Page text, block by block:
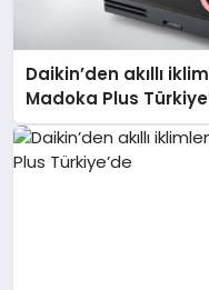
Daikin’den akıllı
Madoka Plus